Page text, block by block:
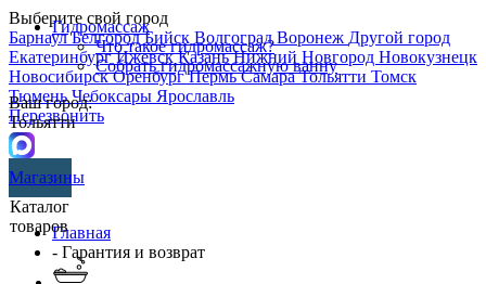
Выберите свой город
БарнаулБелгородБийск ВолгоградВоронеж Другой город
ЕкатеринбургИжевскКазаньНижний Новгород Новокузнецк
НовосибирскОренбургПермьСамараТольятти Томск
ТюменьЧебоксары Ярославль
Перезвонить
Гидромассаж
Что такое гидромассаж?
Собрать гидромассажную ванну
Ваш город:
Тольятти
Магазины
Каталог
товаровГлавная
- Гарантия и возврат